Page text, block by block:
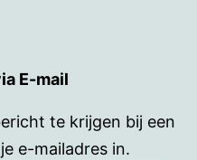
E-mail
te krijgen bij een
e-mailadres in.